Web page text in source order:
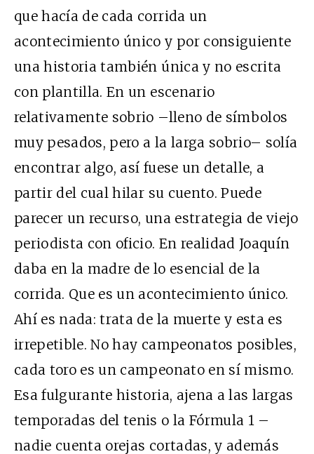
que hacía de cada corrida un
acontecimiento único y por consiguiente
una historia también única y no escrita
con plantilla. En un escenario
relativamente sobrio –lleno de símbolos
muy pesados, pero a la larga sobrio– solía
encontrar algo, así fuese un detalle, a
partir del cual hilar su cuento. Puede
parecer un recurso, una estrategia de viejo
periodista con oficio. En realidad Joaquín
daba en la madre de lo esencial de la
corrida. Que es un acontecimiento único.
Ahí es nada: trata de la muerte y esta es
irrepetible. No hay campeonatos posibles,
cada toro es un campeonato en sí mismo.
Esa fulgurante historia, ajena a las largas
temporadas del tenis o la Fórmula 1 –
nadie cuenta orejas cortadas, y además